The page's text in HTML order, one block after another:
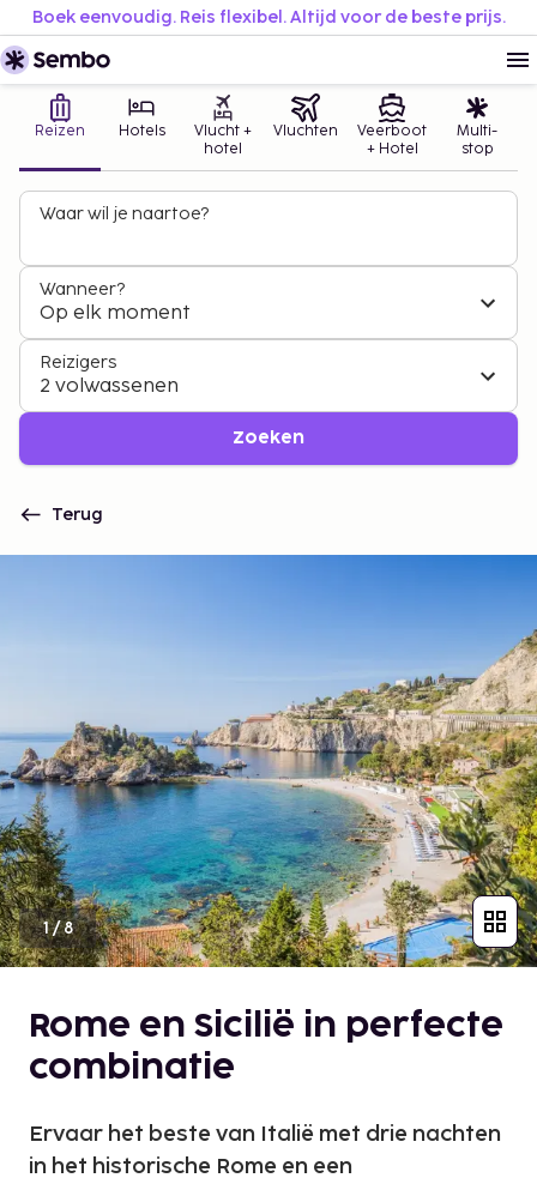
Boek eenvoudig. Reis flexibel. Altijd voor de beste prijs.
Reizen Hotels
Vlucht +
hotel
Vluchten
Veerboot
+ Hotel
Multi-
stop
Waar wil je naartoe?
Wanneer?
Op elk moment
Reizigers
2 volwassenen
Zoeken
Terug
1/8
Rome en Sicilië in perfecte
combinatie
Ervaar het beste van Italië met drie nachten
in het historische Rome en een